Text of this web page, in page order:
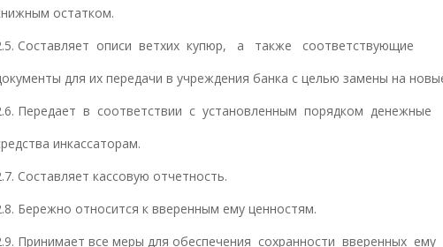
остатком.
Составляет описи ветхих купюр, а также соответствующие
для их передачи в учреждения банка с целью замены на
Передает в соответствии с установленным порядком денежные
инкассаторам.
Составляет кассовую отчетность.
Бережно относится к вверенным ему ценностям.
Принимает все меры для обеспечения сохранности вверенных ему